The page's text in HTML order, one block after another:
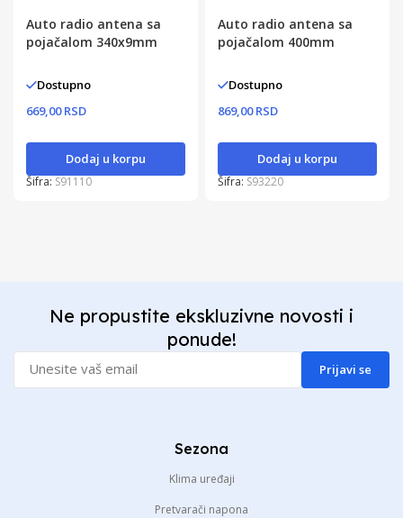
Auto radio antena sa
pojačalom 340x9mm
Dostupno
669,00 RSD
Dodaj u korpu
Šifra: S91110
Auto radio antena sa
pojačalom 400mm
Dostupno
869,00 RSD
Dodaj u korpu
Šifra: S93220
Ne propustite ekskluzivne novosti i
ponude!
Prijavi se
Sezona
Klima uređaji
Pretvarači napona